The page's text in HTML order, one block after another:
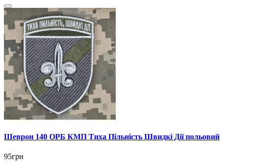
Шеврон 140 ОРБ КМП Тиха Пільність Швидкі Дії польовий
95грн